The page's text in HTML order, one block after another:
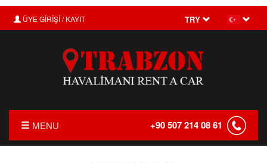
ÜYE GİRİŞİ / KAYIT TRY
MENU +90 507 214 08 61